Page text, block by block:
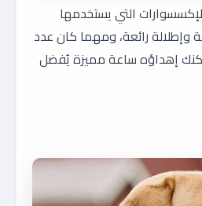
التي يستخدمها
وإطلالة رائعة، ومهما كان عدد
إهداؤه ساعة مميزة يُفضل